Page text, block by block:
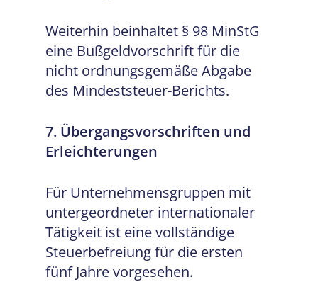
Weiterhin beinhaltet § 98 MinStG
eine Bußgeldvorschrift für die
nicht ordnungsgemäße Abgabe
des Mindeststeuer-Berichts.
7. Übergangsvorschriften und
Erleichterungen
Für Unternehmensgruppen mit
untergeordneter internationaler
Tätigkeit ist eine vollständige
Steuerbefreiung für die ersten
fünf Jahre vorgesehen.